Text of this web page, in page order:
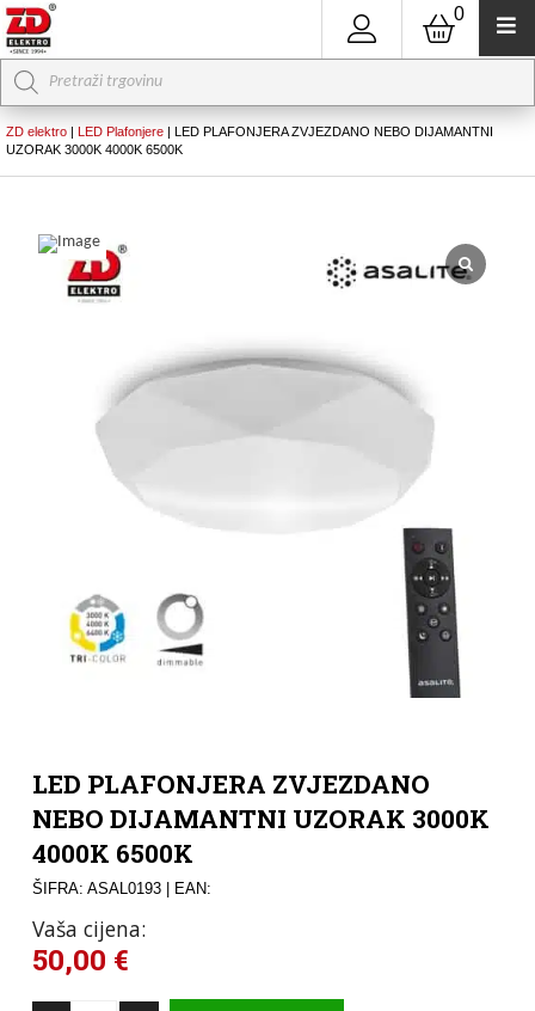
0
Products
search
ZD elektro | LED Plafonjere | LED PLAFONJERA ZVJEZDANO NEBO DIJAMANTNI
UZORAK 3000K 4000K 6500K
LED PLAFONJERA ZVJEZDANO
NEBO DIJAMANTNI UZORAK 3000K
4000K 6500K
ŠIFRA: ASAL0193| EAN:
Vaša cijena:
50,00 €